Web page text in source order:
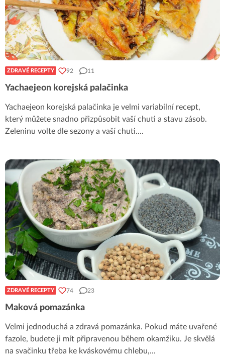
ZDRAVÉ RECEPTY 92 11
Yachaejeon korejská palačinka
Yachaejeon korejská palačinka je velmi variabilní recept,
který můžete snadno přizpůsobit vaší chuti a stavu zásob.
Zeleninu volte dle sezony a vaší chuti....
ZDRAVÉ RECEPTY 74 23
Maková pomazánka
Velmi jednoduchá a zdravá pomazánka. Pokud máte uvařené
fazole, budete ji mít připravenou během okamžiku. Je skvělá
na svačinku třeba ke kváskovému chlebu,...